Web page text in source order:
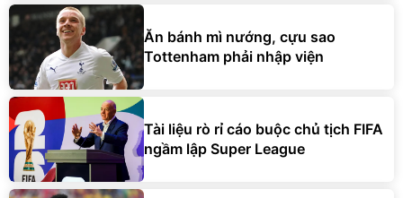
Ăn bánh mì nướng, cựu sao
Tottenham phải nhập viện
Tài liệu rò rỉ cáo buộc chủ tịch FIFA
ngầm lập Super League